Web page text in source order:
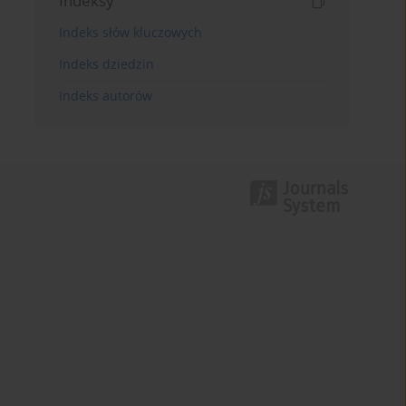
Indeks słów kluczowych
Indeks dziedzin
Indeks autorów